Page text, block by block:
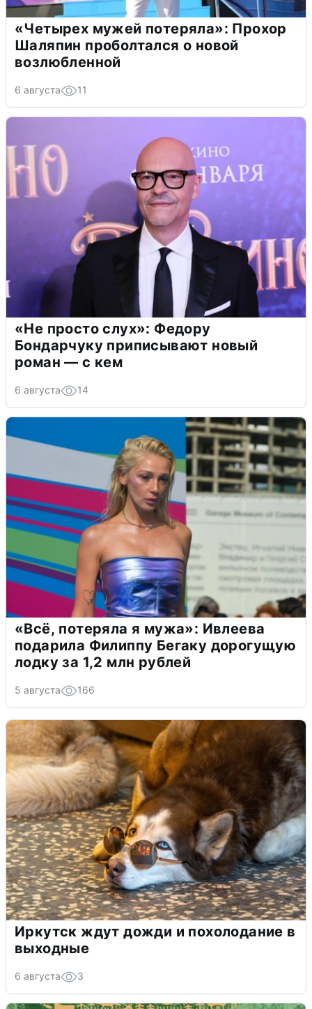
«Четырех мужей потеряла»: Прохор
Шаляпин проболтался о новой
возлюбленной
6 августа 11
«Не просто слух»: Федору
Бондарчуку приписывают новый
роман — с кем
6 августа 14
«Всё, потеряла я мужа»: Ивлеева
подарила Филиппу Бегаку дорогущую
лодку за 1,2 млн рублей
5 августа 166
Иркутск ждут дожди и похолодание в
выходные
6 августа 3